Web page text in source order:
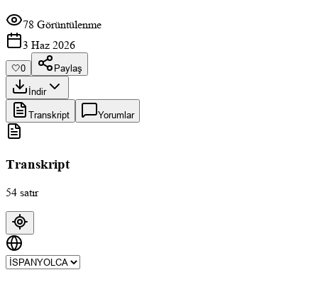
78 Görüntülenme
3 Haz 2026
🤍0 Paylaş
İndir
Transkript Yorumlar
Transkript
54 satır